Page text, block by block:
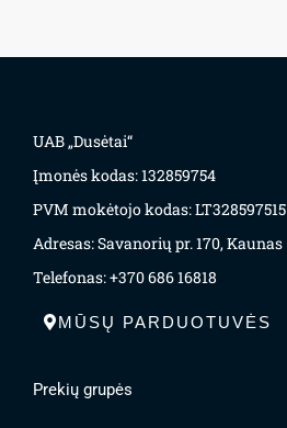
UAB „Dusėtai“
Įmonės kodas: 132859754
PVM mokėtojo kodas: LT328597515
Adresas: Savanorių pr. 170, Kaunas
Telefonas: +370 686 16818
MŪSŲ PARDUOTUVĖS
Prekių grupės